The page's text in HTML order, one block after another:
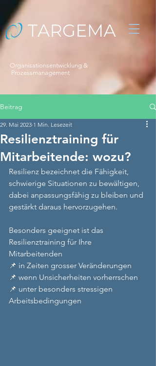
Organisationsentwicklung &
Prozessmanagement
Beitrag
Resilienztraining für
Mitarbeitende: wozu?
29. Mai 2023 1 Min. Lesezeit
Resilienz bezeichnet die Fähigkeit,
schwierige Situationen zu bewältigen,
dabei anpassungsfähig zu bleiben und
gestärkt daraus hervorzugehen.
Besonders geeignet ist das
Resilienztraining für Ihre
Mitarbeitenden
📌 in Zeiten grosser Veränderungen
📌 wenn Unsicherheiten vorherrschen
📌 unter besonders stressigen
Arbeitsbedingungen